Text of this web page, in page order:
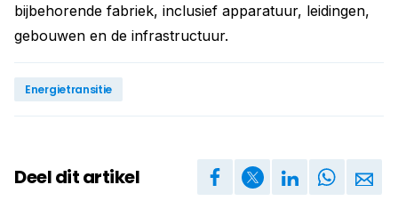
bijbehorende fabriek, inclusief apparatuur, leidingen,
gebouwen en de infrastructuur.
Energietransitie
Deel dit artikel